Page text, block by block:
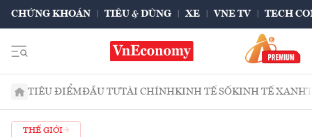
CHỨNG KHOÁN TIÊU & DÙNG XE VNE TV TECH
TIÊU ĐIỂMĐẦU TƯTÀI CHÍNHKINH TẾ SỐKINH TẾ XANH
THẾ GIỚI